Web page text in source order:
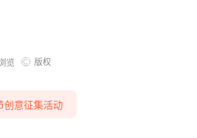
览 版权
创意征集活动